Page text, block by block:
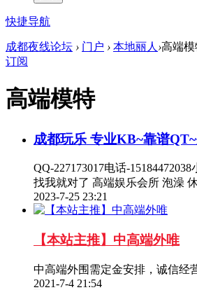
快捷导航
成都夜线论坛 › 门户 › 本地丽人 ›高端模
订阅
高端模特
成都玩乐 专业KB~靠谱
QQ-227173017电话-
找我就对了 高端娱乐会所 泡澡
2023-7-25 23:21
【本站主推】中高端外唯
中高端外围需定金安排，诚信经
2021-7-4 21:54